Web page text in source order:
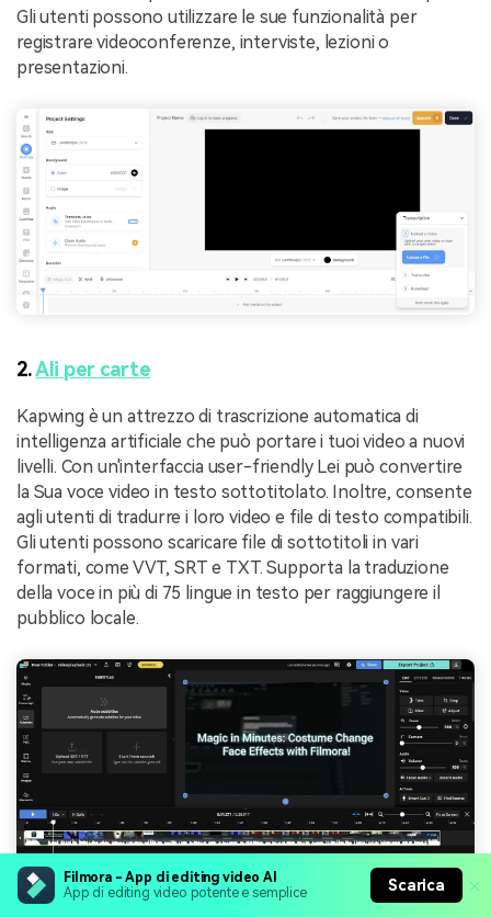
Filmora - App di editing video AI
App di editing video potente e semplice
Scarica
Gli utenti possono utilizzare le sue funzionalità per
registrare videoconferenze, interviste, lezioni o
presentazioni.
2.Ali per carte
Kapwing è un attrezzo di trascrizione automatica di
intelligenza artificiale che può portare i tuoi video a nuovi
livelli. Con un'interfaccia user-friendly Lei può convertire
la Sua voce video in testo sottotitolato. Inoltre, consente
agli utenti di tradurre i loro video e file di testo compatibili.
Gli utenti possono scaricare file di sottotitoli in vari
formati, come VVT, SRT e TXT. Supporta la traduzione
della voce in più di 75 lingue in testo per raggiungere il
pubblico locale.